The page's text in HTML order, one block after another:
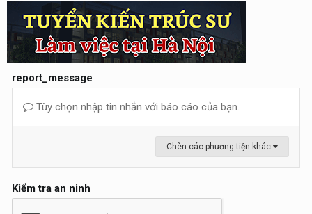
report_message
Tùy chọn nhập tin nhắn với báo cáo của bạn.
Chèn các phương tiện khác
Kiểm tra an ninh